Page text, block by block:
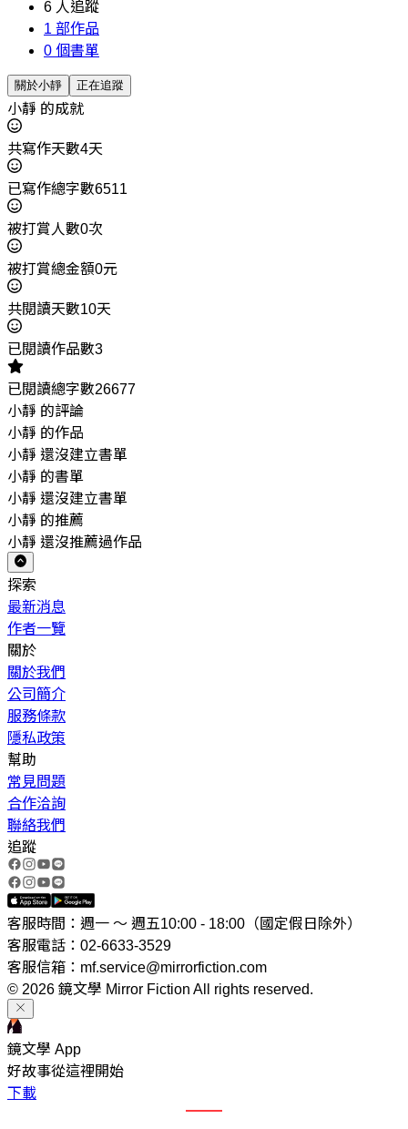
6 人追蹤
1 部作品
0 個書單
關於小靜 正在追蹤
小靜 的成就
共寫作天數4天
已寫作總字數6511
被打賞人數0次
被打賞總金額0元
共閱讀天數10天
已閱讀作品數3
已閱讀總字數26677
小靜 的評論
小靜 的作品
小靜 還沒建立書單
小靜 的書單
小靜 還沒建立書單
小靜 的推薦
小靜 還沒推薦過作品
探索
最新消息
作者一覽
關於
關於我們
公司簡介
服務條款
隱私政策
幫助
常見問題
合作洽詢
聯絡我們
追蹤
客服時間：週一 ～ 週五10:00 - 18:00（國定假日除外）
客服電話：02-6633-3529
客服信箱：mf.service@mirrorfiction.com
© 2026 鏡文學 Mirror Fiction All rights reserved.
鏡文學 App
好故事從這裡開始
下載